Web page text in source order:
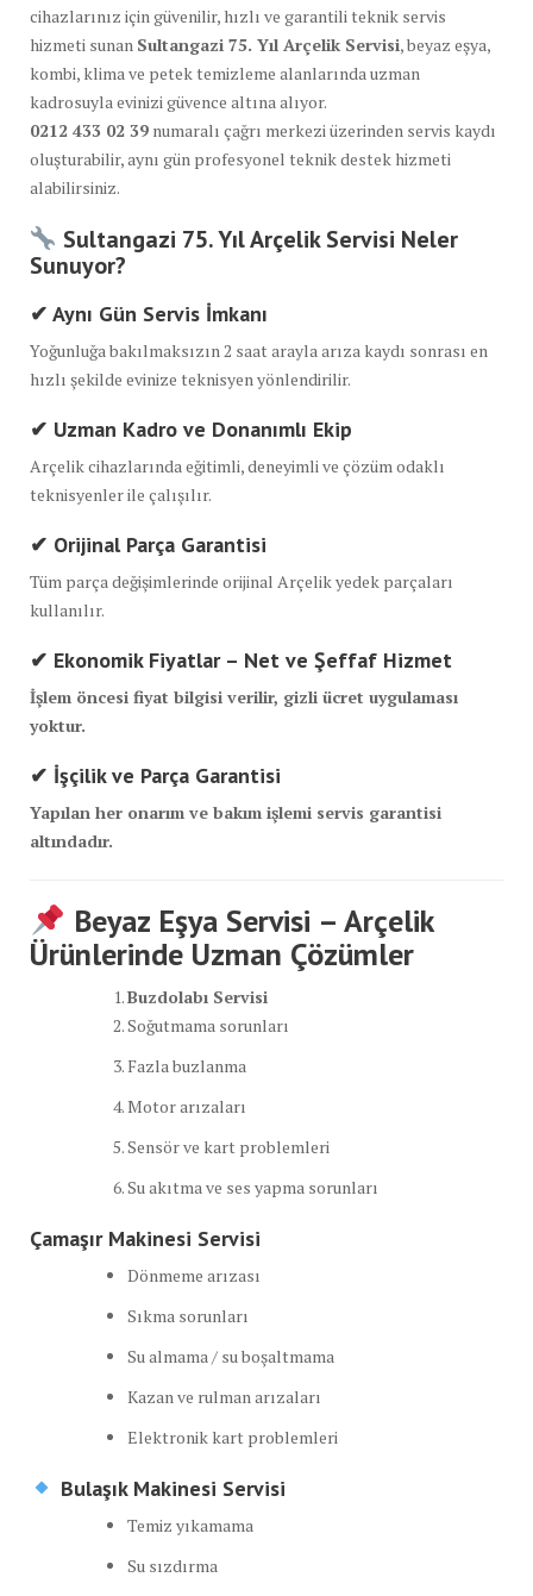
cihazlarınız için güvenilir, hızlı ve garantili teknik servis
hizmeti sunan Sultangazi 75. Yıl Arçelik Servisi, beyaz eşya,
kombi, klima ve petek temizleme alanlarında uzman
kadrosuyla evinizi güvence altına alıyor.
0212 433 02 39 numaralı çağrı merkezi üzerinden servis kaydı
oluşturabilir, aynı gün profesyonel teknik destek hizmeti
alabilirsiniz.
Sultangazi 75. Yıl Arçelik Servisi Neler
Sunuyor?
✔ Aynı Gün Servis İmkanı
Yoğunluğa bakılmaksızın 2 saat arayla arıza kaydı sonrası en
hızlı şekilde evinize teknisyen yönlendirilir.
✔ Uzman Kadro ve Donanımlı Ekip
Arçelik cihazlarında eğitimli, deneyimli ve çözüm odaklı
teknisyenler ile çalışılır.
✔ Orijinal Parça Garantisi
Tüm parça değişimlerinde orijinal Arçelik yedek parçaları
kullanılır.
✔ Ekonomik Fiyatlar – Net ve Şeffaf Hizmet
İşlem öncesi fiyat bilgisi verilir, gizli ücret uygulaması
yoktur.
✔ İşçilik ve Parça Garantisi
Yapılan her onarım ve bakım işlemi servis garantisi
altındadır.
Beyaz Eşya Servisi – Arçelik
Ürünlerinde Uzman Çözümler
Buzdolabı Servisi
Soğutmama sorunları
Fazla buzlanma
Motor arızaları
Sensör ve kart problemleri
Su akıtma ve ses yapma sorunları
Çamaşır Makinesi Servisi
Dönmeme arızası
Sıkma sorunları
Su almama / su boşaltmama
Kazan ve rulman arızaları
Elektronik kart problemleri
Bulaşık Makinesi Servisi
Temiz yıkamama
Su sızdırma